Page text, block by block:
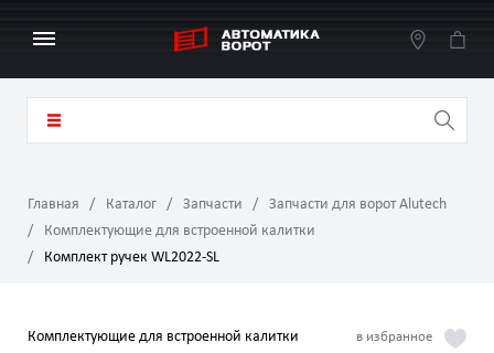
Главная Каталог Запчасти
Запчасти для ворот Alutech
Комплектующие для встроенной калитки
Комплект ручек WL2022-SL
Комплектующие для встроенной калитки